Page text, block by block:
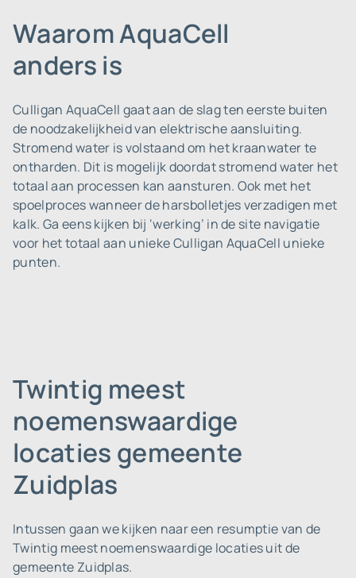
Waarom AquaCell
anders is
Culligan AquaCell gaat aan de slag ten eerste buiten
de noodzakelijkheid van elektrische aansluiting.
Stromend water is volstaand om het kraanwater te
ontharden. Dit is mogelijk doordat stromend water het
totaal aan processen kan aansturen. Ook met het
spoelproces wanneer de harsbolletjes verzadigen met
kalk. Ga eens kijken bij ‘werking’ in de site navigatie
voor het totaal aan unieke Culligan AquaCell unieke
punten.
Twintig meest
noemenswaardige
locaties gemeente
Zuidplas
Intussen gaan we kijken naar een resumptie van de
Twintig meest noemenswaardige locaties uit de
gemeente Zuidplas.